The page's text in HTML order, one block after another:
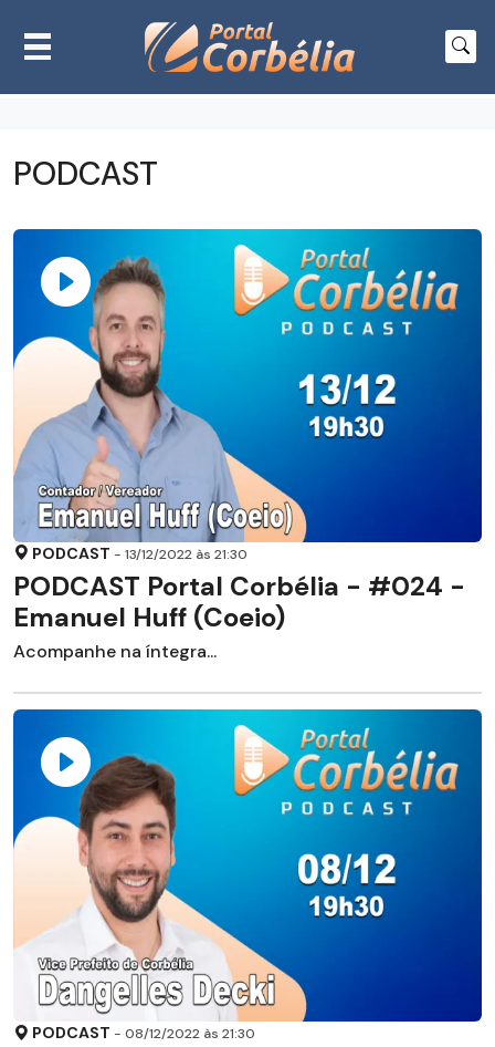
PODCAST
PODCAST - 13/12/2022 às 21:30
PODCAST Portal Corbélia - #024 -
Emanuel Huff (Coeio)
Acompanhe na íntegra...
PODCAST - 08/12/2022 às 21:30